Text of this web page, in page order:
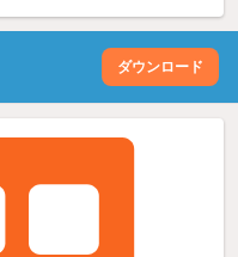
ダウンロード